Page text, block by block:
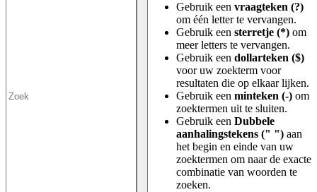
Gebruik een vraagteken (?)
om één letter te vervangen.
Gebruik een sterretje (*) om
meer letters te vervangen.
Gebruik een dollarteken ($)
voor uw zoekterm voor
resultaten die op elkaar lijken.
Gebruik een minteken (-) om
zoektermen uit te sluiten.
Gebruik een Dubbele
aanhalingstekens (" ") aan
het begin en einde van uw
zoektermen om naar de exacte
combinatie van woorden te
zoeken.